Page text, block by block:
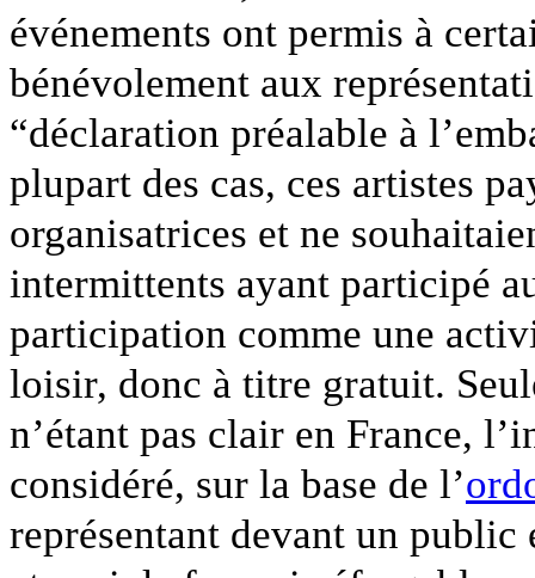
événements ont permis à
bénévolement aux
“déclaration préalable à
plupart des cas, ces artistes
organisatrices et ne
intermittents ayant participé
participation comme une
loisir, donc à titre gratuit.
n’étant pas clair en France,
considéré, sur la base de l’
représentant devant un public